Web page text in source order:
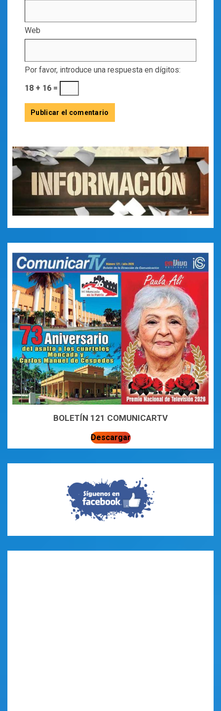
Web
Por favor, introduce una respuesta en dígitos:
18 + 16 =
BOLETÍN 121 COMUNICARTV
Descargar